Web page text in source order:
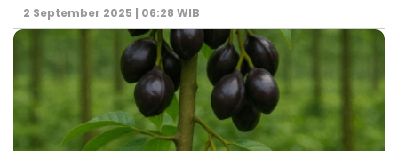
2 September 2025 | 06:28 WIB